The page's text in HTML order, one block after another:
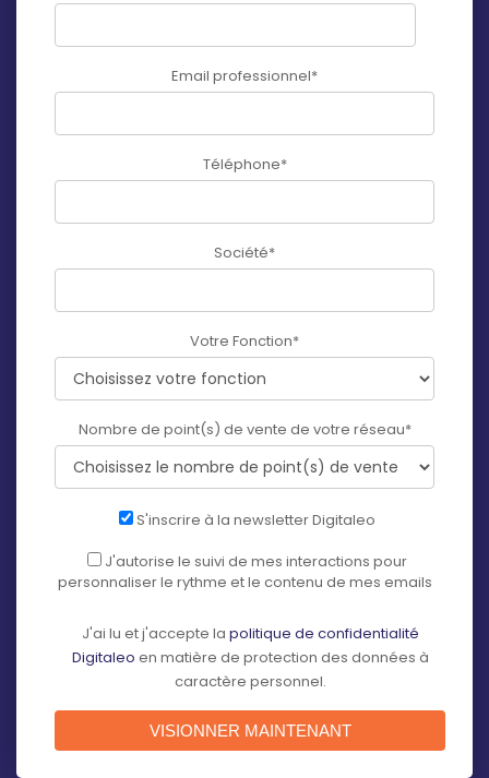
Email professionnel*
Téléphone*
Société*
Votre Fonction*
Nombre de point(s) de vente de votre réseau*
S'inscrire à la newsletter Digitaleo
J'autorise le suivi de mes interactions pour
personnaliser le rythme et le contenu de mes emails
J'ai lu et j'accepte la politique de confidentialité
Digitaleo en matière de protection des données à
caractère personnel.